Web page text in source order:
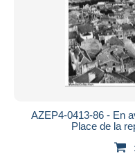
AZEP4-0413-86 - En
Place de la